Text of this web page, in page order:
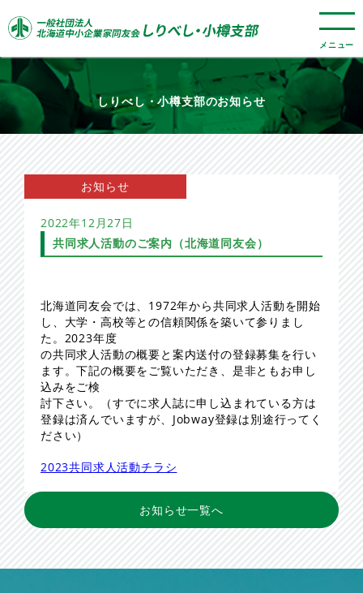
メニュー
しりべし・小樽支部のお知らせ​
お知らせ
2022年12月27日
共同求人活動のご案内（北海道同友会）
北海道同友会では、1972年から共同求人活動を開始
し、大学・高校等との信頼関係を築いて参りまし
た。2023年度
の共同求人活動の概要と案内送付の登録募集を行い
ます。下記の概要をご覧いただき、是非ともお申し
込みをご検
討下さい。（すでに求人誌に申し込まれている方は
登録は済んでいますが、Jobway登録は別途行ってく
ださい）
2023共同求人活動チラシ
お知らせ一覧へ